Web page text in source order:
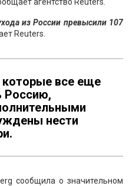
из России превысили 107
Reuters.
все еще
Россию,
нести
сообщила о значительном